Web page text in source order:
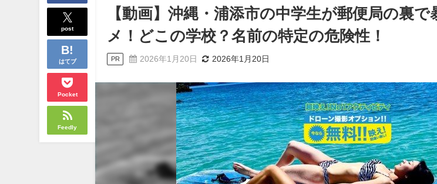
post
はてブ
Pocket
Feedly
【動画】沖縄・浦添市の中学生が郵便局の裏で
メ！どこの学校？名前の特定の危険性！
PR 2026年1月20日 2026年1月20日